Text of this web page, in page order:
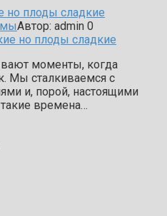
но плоды сладкие
Автор: admin 0
моменты, когда
Мы сталкиваемся с
и, порой, настоящими
времена…